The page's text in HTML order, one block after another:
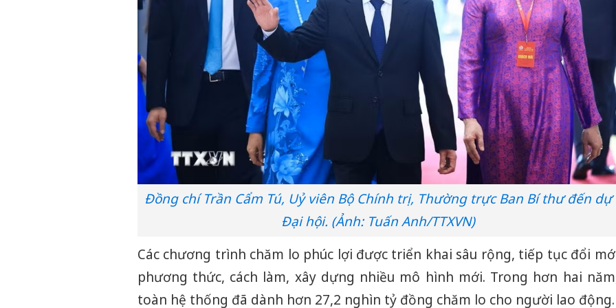
Đồng chí Trần Cẩm Tú, Uỷ viên Bộ Chính trị, Thường trực Ban Bí thư đến dự
Đại hội. (Ảnh: Tuấn Anh/TTXVN)
Các chương trình chăm lo phúc lợi được triển khai sâu rộng, tiếp tục đổi
phương thức, cách làm, xây dựng nhiều mô hình mới. Trong hơn hai
toàn hệ thống đã dành hơn 27,2 nghìn tỷ đồng chăm lo cho người lao động.